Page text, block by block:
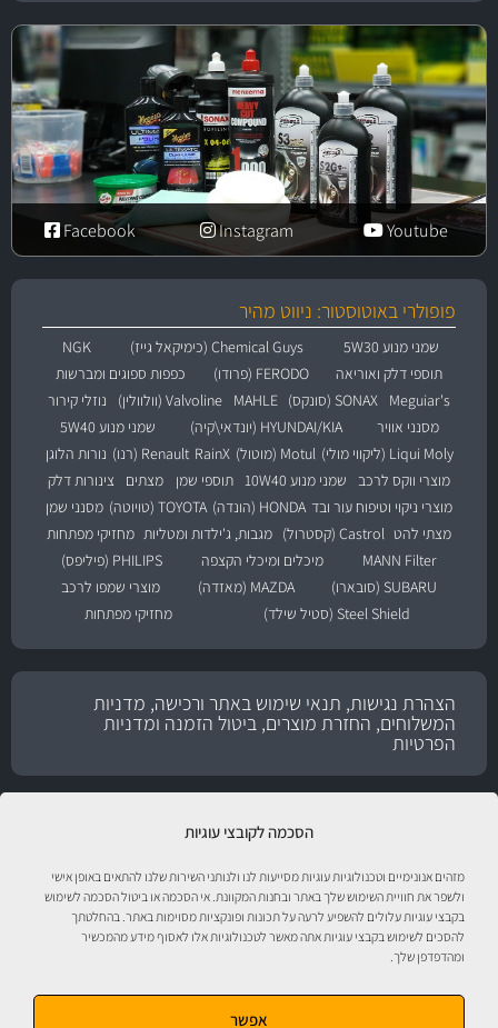
הסכמה לקובצי עוגיות
מזהים אנונימיים וטכנולוגיות עוגיות מסייעות לנו ולנותני השירות שלנו להתאים באופן אישי
ולשפר את חוויית השימוש שלך באתר ובחנות המקוונת. אי הסכמה או ביטול הסכמה לשימוש
בקבצי עוגיות עלולים להשפיע לרעה על תכונות ופונקציות מסוימות באתר. בהחלטתך
להסכים לשימוש בקבצי עוגיות אתה מאשר לטכנולוגיות אלו לאסוף מידע מהמכשיר
ומהדפדפן שלך.
אפשר
Youtube
Instagram
Facebook
פופולרי באוטוסטור: ניווט מהיר
שמני מנוע 5W30 Chemical Guys (כימיקאל גייז)
NGK
תוספי דלק ואוריאה
FERODO (פרודו)
כפפות ספוגים ומברשות
Meguiar's
SONAX (סונקס) MAHLE Valvoline (וולוולין)
נוזלי קירור
מסנני אוויר
HYUNDAI/KIA (יונדאי\קיה)
שמני מנוע 5W40
Liqui Moly (ליקווי מולי)
Motul (מוטול) RainX Renault (רנו)
נורות הלוגן
מוצרי ווקס לרכב
שמני מנוע 10W40 תוספי שמן מצתים
צינורות דלק
מוצרי ניקוי וטיפוח עור ובד HONDA (הונדה) TOYOTA (טויוטה)
מסנני שמן
מצתי להט Castrol (קסטרול) מגבות, ג'ילדות ומטליות מחזיקי מפתחות
MANN Filter
מיכלים ומיכלי הקצפה
PHILIPS (פיליפס)
SUBARU (סובארו)
MAZDA (מאזדה)
מוצרי שמפו לרכב
Steel Shield (סטיל שילד)
מחזיקי מפתחות
הצהרת נגישות, תנאי שימוש באתר ורכישה, מדניות
המשלוחים, החזרת מוצרים, ביטול הזמנה ומדניות
הפרטיות